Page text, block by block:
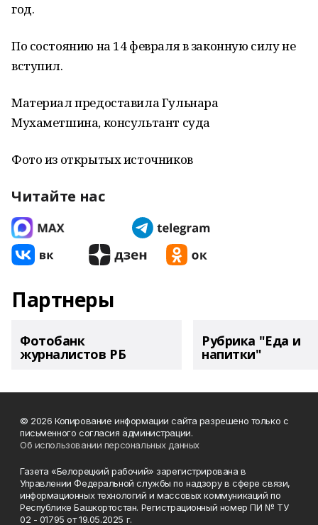
год.
По состоянию на 14 февраля в законную силу не
вступил.
Материал предоставила Гульнара
Мухаметшина, консультант суда
Фото из открытых источников
Читайте нас
Партнеры
Фотобанк
журналистов РБ
Рубрика "Еда и
напитки"
© 2026 Копирование информации сайта разрешено только с
письменного согласия администрации.
Об использовании персональных данных
Газета «Белорецкий рабочий» зарегистрирована в
Управлении Федеральной службы по надзору в сфере связи,
информационных технологий и массовых коммуникаций по
Республике Башкортостан. Регистрационный номер ПИ № ТУ
02 - 01795 от 19.05.2025 г.